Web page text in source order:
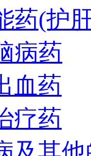
药(护
病药
血药
疗药